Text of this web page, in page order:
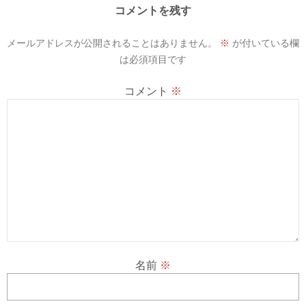
ョ
コメントを残す
メールアドレスが公開されることはありません。 ※ が付いている欄
は必須項目です
コメント ※
名前 ※